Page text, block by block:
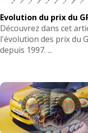
Evolution du prix du
Découvrez dans cet
l'évolution des prix du
depuis 1997. ...